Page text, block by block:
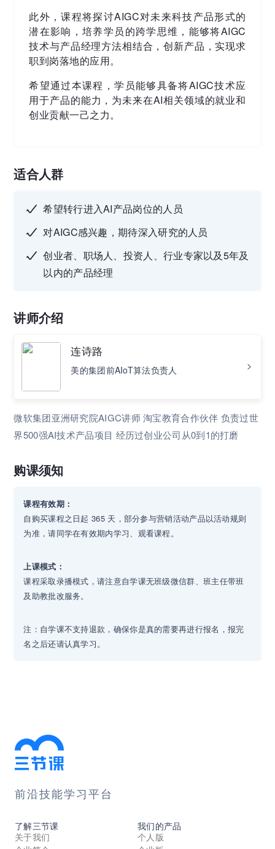
此外，课程将探讨AIGC对未来科技产品形式的
潜在影响，培养学员的跨学思维，能够将AIGC
技术与产品经理⽅法相结合，创新产品，实现求
职到岗落地的应⽤。
希望通过本课程，学员能够具备将AIGC技术应
⽤于产品的能⼒，为未来在AI相关领域的就业和
创业贡献⼀⼰之⼒。
适合人群
希望转行进入AI产品岗位的人员
对AIGC感兴趣，期待深入研究的人员
创业者、职场⼈、投资⼈、⾏业专家以及5年及
以内的产品经理
讲师介绍
连诗路
美的集团前AIoT算法负责人
微软集团亚洲研究院AIGC讲师 淘宝教育合作伙伴 负责过世
界500强AI技术产品项目 经历过创业公司从0到1的打磨
购课须知
课程有效期：
自购买课程之日起 365 天，部分参与营销活动产品以活动规则
为准，请同学在有效期内学习、观看课程。
上课模式：
课程采取录播模式，请注意自学课无班级微信群、班主任带班
及助教批改服务。
注：自学课不支持退款，确保你是真的需要再进行报名，报完
名之后还请认真学习。
前沿技能学习平台
了解三节课
关于我们
我们的产品
个人版